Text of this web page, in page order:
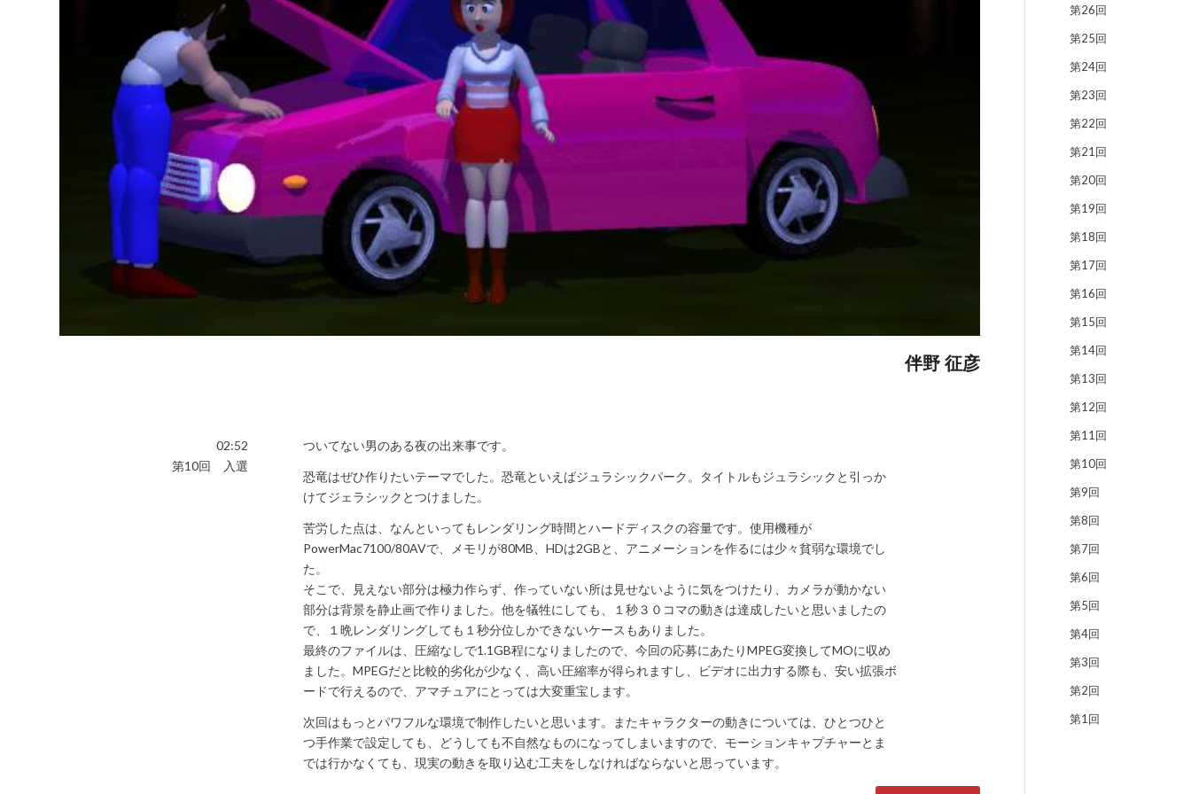
伴野 征彦
02:52
第10回 入選
ついてない男のある夜の出来事です。
恐竜はぜひ作りたいテーマでした。恐竜といえばジュラシックパーク。タイトルもジュラシックと引っか
けてジェラシックとつけました。
苦労した点は、なんといってもレンダリング時間とハードディスクの容量です。使用機種が
PowerMac7100/80AVで、メモリが80MB、HDは2GBと、アニメーションを作るには少々貧弱な環境でし
た。
そこで、見えない部分は極力作らず、作っていない所は見せないように気をつけたり、カメラが動かない
部分は背景を静止画で作りました。他を犠牲にしても、１秒３０コマの動きは達成したいと思いましたの
で、１晩レンダリングしても１秒分位しかできないケースもありました。
最終のファイルは、圧縮なしで1.1GB程になりましたので、今回の応募にあたりMPEG変換してMOに収め
ました。MPEGだと比較的劣化が少なく、高い圧縮率が得られますし、ビデオに出力する際も、安い拡張ボ
ードで行えるので、アマチュアにとっては大変重宝します。
次回はもっとパワフルな環境で制作したいと思います。またキャラクターの動きについては、ひとつひと
つ手作業で設定しても、どうしても不自然なものになってしまいますので、モーションキャプチャーとま
では行かなくても、現実の動きを取り込む工夫をしなければならないと思っています。
第26回
第25回
第24回
第23回
第22回
第21回
第20回
第19回
第18回
第17回
第16回
第15回
第14回
第13回
第12回
第11回
第10回
第9回
第8回
第7回
第6回
第5回
第4回
第3回
第2回
第1回